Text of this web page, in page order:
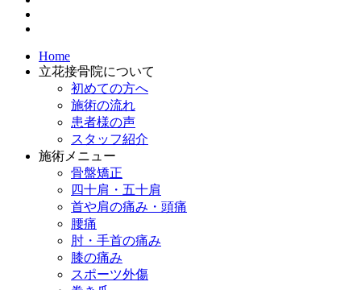
Home
立花接骨院について
初めての方へ
施術の流れ
患者様の声
スタッフ紹介
施術メニュー
骨盤矯正
四十肩・五十肩
首や肩の痛み・頭痛
腰痛
肘・手首の痛み
膝の痛み
スポーツ外傷